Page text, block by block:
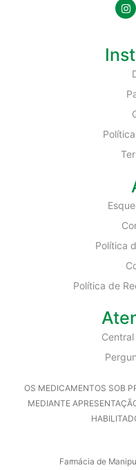
Política
Política de
OS MEDICAMENTOS SOB
MEDIANTE
Farmácia de